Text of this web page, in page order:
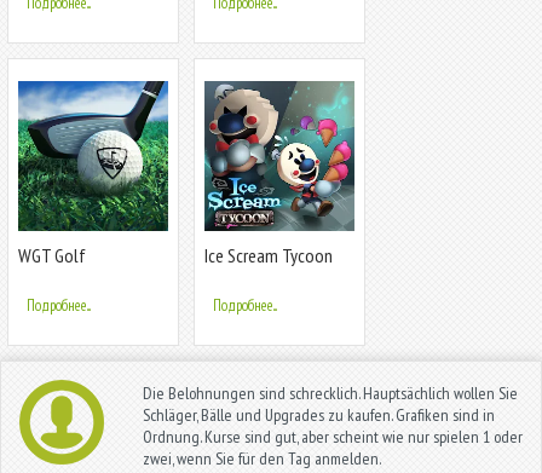
WGT Golf
Подробнее...
Ice Scream Tycoon
Подробнее...
Die Belohnungen sind schrecklich. Hauptsächlich wollen Sie
Schläger, Bälle und Upgrades zu kaufen. Grafiken sind in
Ordnung. Kurse sind gut, aber scheint wie nur spielen 1 oder
zwei, wenn Sie für den Tag anmelden.